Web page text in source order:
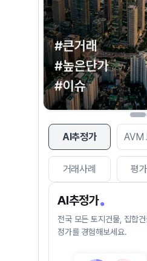
AI추정가 AVM
거래사례 평
AI추정가
전국 모든 토지건물, 집합
정가를 경험해보세요.